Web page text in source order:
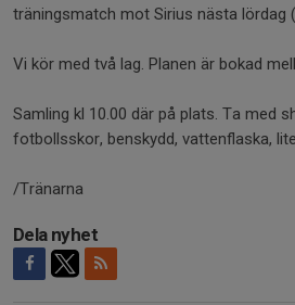
träningsmatch mot Sirius nästa lördag
Vi kör med två lag. Planen är bokad
Samling kl 10.00 där på plats. Ta med
fotbollsskor, benskydd, vattenflaska,
/Tränarna
Dela nyhet